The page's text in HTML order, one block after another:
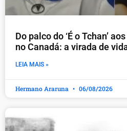
Do palco do ‘É o Tchan’
no Canadá: a virada de
LEIA MAIS »
Hermano Araruna 06/08/2026